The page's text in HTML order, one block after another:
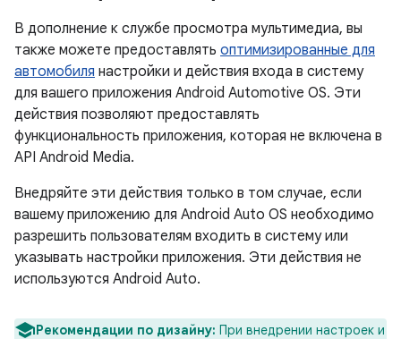
В дополнение к службе просмотра мультимедиа, вы
также можете предоставлять оптимизированные для
автомобиля настройки и действия входа в систему
для вашего приложения Android Automotive OS. Эти
действия позволяют предоставлять
функциональность приложения, которая не включена в
API Android Media.
Внедряйте эти действия только в том случае, если
вашему приложению для Android Auto OS необходимо
разрешить пользователям входить в систему или
указывать настройки приложения. Эти действия не
используются Android Auto.
Рекомендации по дизайну: При внедрении настроек и